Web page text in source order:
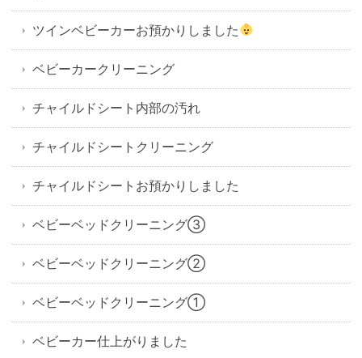
ツインベビーカーお預かりしました
ベビーカークリーニング
チャイルドシート内部の汚れ
チャイルドシートクリーニング
チャイルドシートお預かりしました
ベビーベッドクリーニング③
ベビーベッドクリーニング②
ベビーベッドクリーニング①
ベビーカー仕上がりました